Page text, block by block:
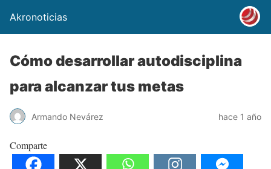
Akronoticias
Cómo desarrollar autodisciplina
para alcanzar tus metas
Armando Nevárez hace 1 año
Comparte